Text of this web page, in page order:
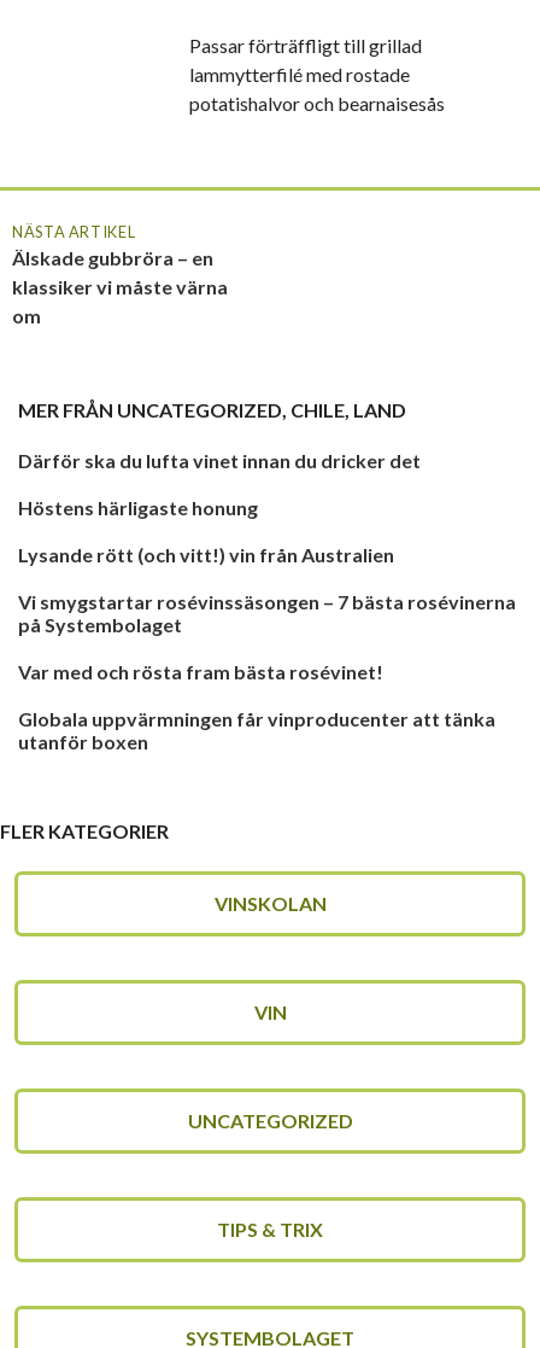
Passar förträffligt till grillad
lammytterfilé med rostade
potatishalvor och bearnaisesås
NÄSTA ARTIKEL
Älskade gubbröra – en
klassiker vi måste värna
om
MER FRÅN UNCATEGORIZED, CHILE, LAND
Därför ska du lufta vinet innan du dricker det
Höstens härligaste honung
Lysande rött (och vitt!) vin från Australien
Vi smygstartar rosévinssäsongen – 7 bästa rosévinerna
på Systembolaget
Var med och rösta fram bästa rosévinet!
Globala uppvärmningen får vinproducenter att tänka
utanför boxen
FLER KATEGORIER
VINSKOLAN
VIN
UNCATEGORIZED
TIPS & TRIX
SYSTEMBOLAGET